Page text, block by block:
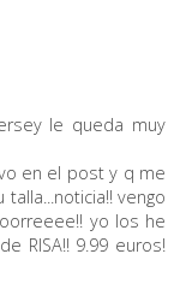
le queda muy
en el post y q me
vengo
yo los he
RISA!! 9.99 euros!